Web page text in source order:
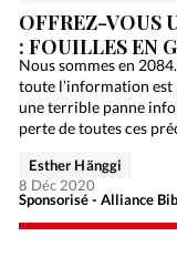
OFFREZ-VOUS
: FOUILLES EN
Nous sommes en
toute l’information
une terrible panne
perte de toutes ces
Sponsorisé - Alliance
Esther Hänggi
8 Déc 2020